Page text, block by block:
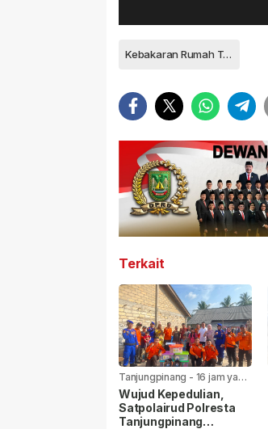
Kebakaran Rumah Tanjungpinang
Terkait
Tanjungpinang - 16 jam yang
lalu
Wujud Kepedulian,
Satpolairud Polresta
Tanjungpinang